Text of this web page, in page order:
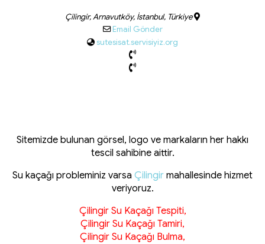
Çilingir, Arnavutköy, İstanbul, Türkiye
Email Gönder
sutesisat.servisiyiz.org
Sitemizde bulunan görsel, logo ve markaların her hakkı
tescil sahibine aittir.
Su kaçağı probleminiz varsa Çilingir mahallesinde hizmet
veriyoruz.
Çilingir Su Kaçağı Tespiti,
Çilingir Su Kaçağı Tamiri,
Çilingir Su Kaçağı Bulma,